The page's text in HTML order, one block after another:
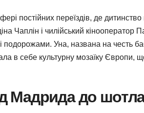
постійних переїздів, де
Чаплін і чилійський кінооператор
подорожами. Уна, названа на честь
в себе культурну мозаїку Європи,
Мадрида до